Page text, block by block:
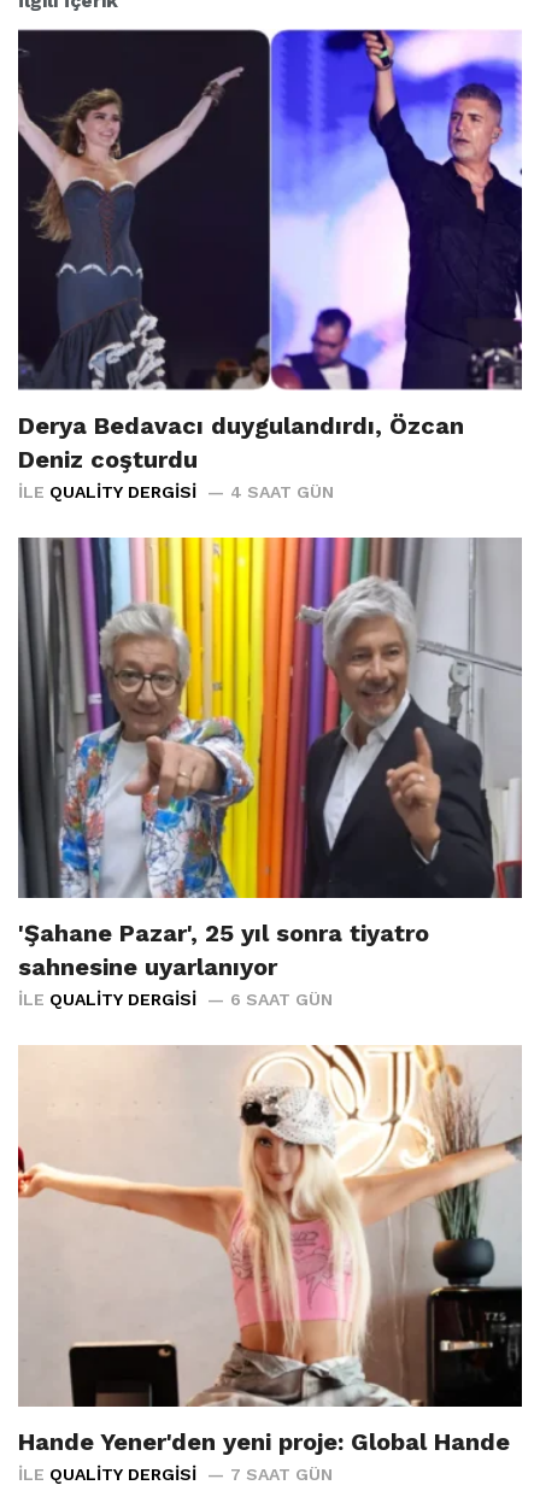
Derya Bedavacı duygulandırdı, Özcan
Deniz coşturdu
İLE QUALITY DERGISI 4 SAAT GÜN
'Şahane Pazar', 25 yıl sonra tiyatro
sahnesine uyarlanıyor
İLE QUALITY DERGISI 6 SAAT GÜN
Hande Yener'den yeni proje: Global Hande
İLE QUALITY DERGISI 7 SAAT GÜN